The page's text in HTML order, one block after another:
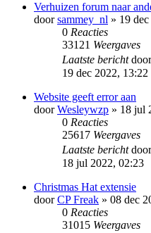
Verhuizen forum naar
doorsammey_nl » 19
0 Reacties
33121 Weergaves
Laatste bericht
19 dec 2022, 13:22
Website geeft error aan
doorWesleywzp » 18 jul
0 Reacties
25617 Weergaves
Laatste bericht
18 jul 2022, 02:23
Christmas Hat extensie
doorCP Freak » 08 dec
0 Reacties
31015 Weergaves